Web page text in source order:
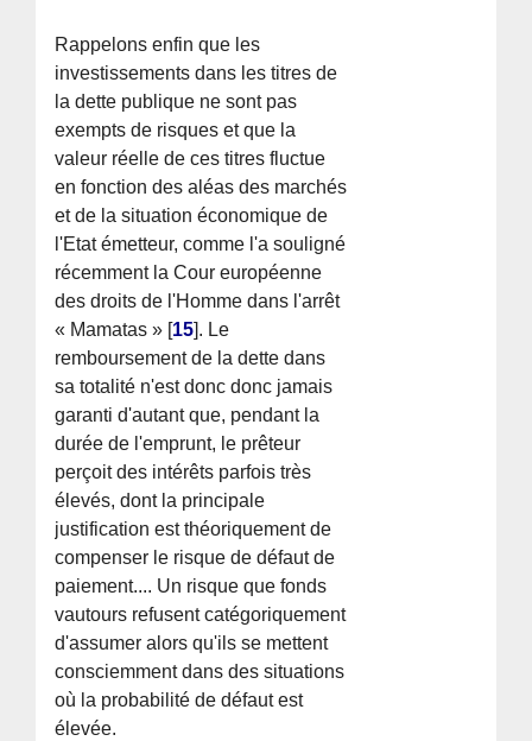
Rappelons enfin que les
investissements dans les titres de
la dette publique ne sont pas
exempts de risques et que la
valeur réelle de ces titres fluctue
en fonction des aléas des marchés
et de la situation économique de
l'Etat émetteur, comme l'a souligné
récemment la Cour européenne
des droits de l'Homme dans l'arrêt
« Mamatas » [15]. Le
remboursement de la dette dans
sa totalité n'est donc donc jamais
garanti d'autant que, pendant la
durée de l'emprunt, le prêteur
perçoit des intérêts parfois très
élevés, dont la principale
justification est théoriquement de
compenser le risque de défaut de
paiement.... Un risque que fonds
vautours refusent catégoriquement
d'assumer alors qu'ils se mettent
consciemment dans des situations
où la probabilité de défaut est
élevée.